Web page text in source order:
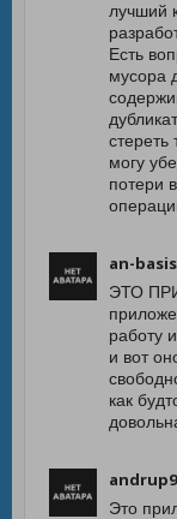
лучший
Есть
мусора
стереть
могу
потери
an-
ЭТО
работу
и вот
как
Это